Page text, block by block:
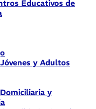
Educativos de
y Adultos
y